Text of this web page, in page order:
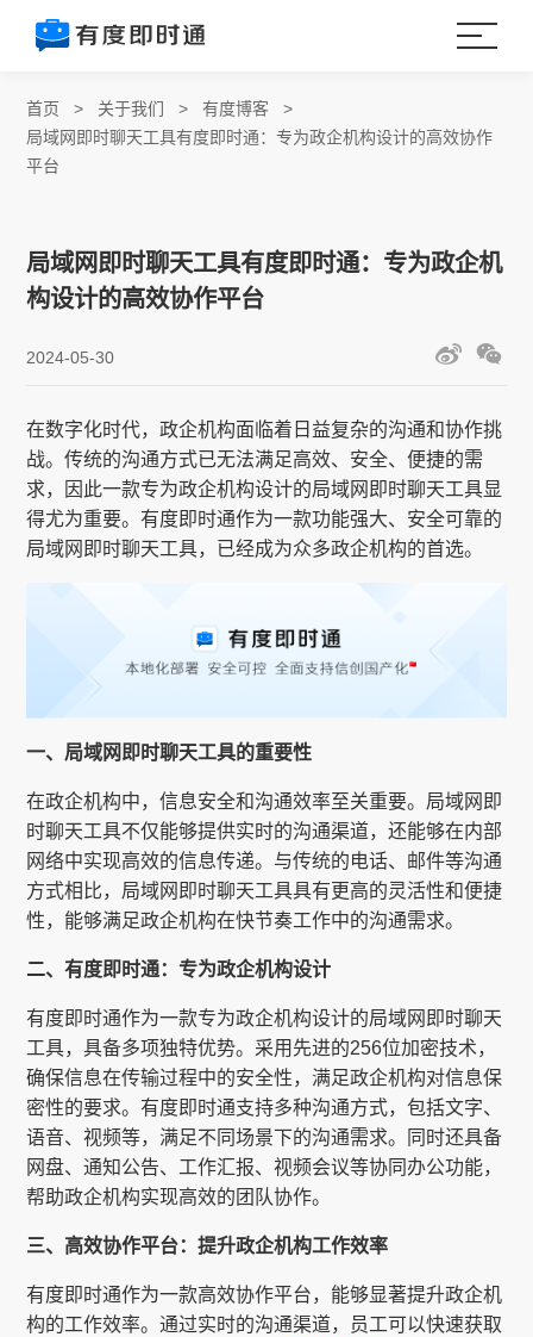
首页 > 关于我们 >有度博客 >
局域网即时聊天工具有度即时通：专为政企机构设计的高效协作
平台
局域网即时聊天工具有度即时通：专为政企机
构设计的高效协作平台
2024-05-30
在数字化时代，政企机构面临着日益复杂的沟通和协作挑
战。传统的沟通方式已无法满足高效、安全、便捷的需
求，因此一款专为政企机构设计的局域网即时聊天工具显
得尤为重要。有度即时通作为一款功能强大、安全可靠的
局域网即时聊天工具，已经成为众多政企机构的首选。
一、局域网即时聊天工具的重要性
在政企机构中，信息安全和沟通效率至关重要。局域网即
时聊天工具不仅能够提供实时的沟通渠道，还能够在内部
网络中实现高效的信息传递。与传统的电话、邮件等沟通
方式相比，局域网即时聊天工具具有更高的灵活性和便捷
性，能够满足政企机构在快节奏工作中的沟通需求。
二、有度即时通：专为政企机构设计
有度即时通作为一款专为政企机构设计的局域网即时聊天
工具，具备多项独特优势。采用先进的256位加密技术，
确保信息在传输过程中的安全性，满足政企机构对信息保
密性的要求。有度即时通支持多种沟通方式，包括文字、
语音、视频等，满足不同场景下的沟通需求。同时还具备
网盘、通知公告、工作汇报、视频会议等协同办公功能，
帮助政企机构实现高效的团队协作。
三、高效协作平台：提升政企机构工作效率
有度即时通作为一款高效协作平台，能够显著提升政企机
构的工作效率。通过实时的沟通渠道，员工可以快速获取